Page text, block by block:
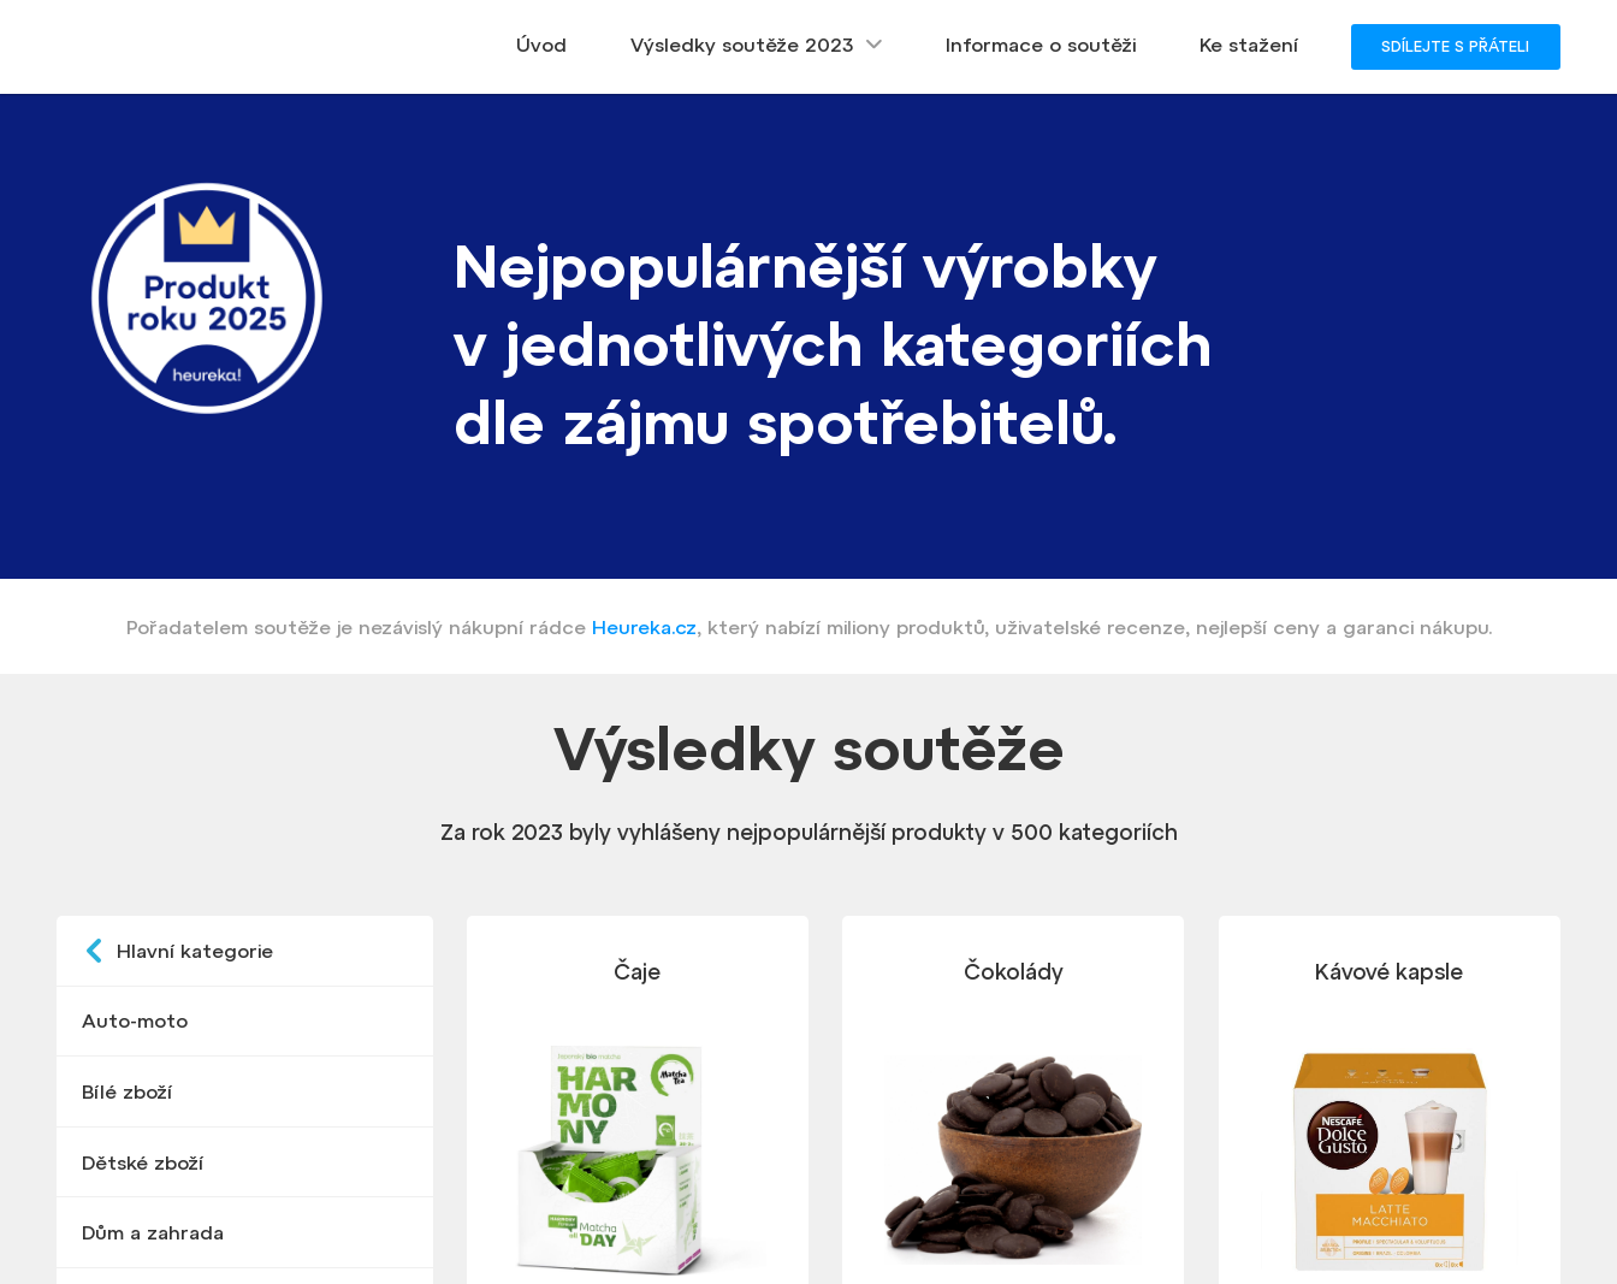
Úvod Výsledky soutěže 2023 Informace o soutěži Ke stažení SDÍLEJTE S PŘÁTELI
Nejpopulárnější výrobky
v jednotlivých kategoriích
dle zájmu spotřebitelů.
Pořadatelem soutěže je nezávislý nákupní rádce Heureka.cz který nabízí miliony produktů, uživatelské recenze, nejlepší ceny a garanci nákupu.
Výsledky soutěže
Za rok 2023 byly vyhlášeny nejpopulárnější produkty v 500 kategoriích
Hlavní kategorie
Auto-moto
Bílé zboží
Dětské zboží
Dům a zahrada
Čaje Čokolády Kávové kapsle